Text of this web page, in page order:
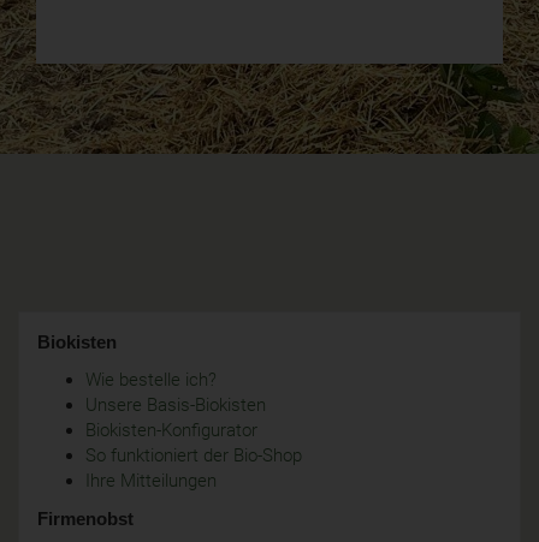
Biokisten
Wie bestelle ich?
Unsere Basis-Biokisten
Biokisten-Konfigurator
So funktioniert der Bio-Shop
Ihre Mitteilungen
Firmenobst